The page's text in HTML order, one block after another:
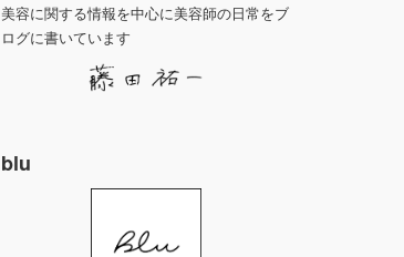
美容に関する情報を中心に美容師の日常をブ
ログに書いています
blu